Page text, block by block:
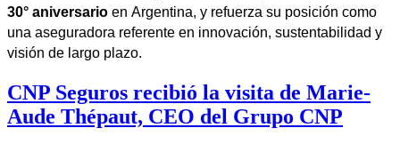
30° aniversario en Argentina, y refuerza su posición como
una aseguradora referente en innovación, sustentabilidad y
visión de largo plazo.
CNP Seguros recibió la visita de Marie-
Aude Thépaut, CEO del Grupo CNP